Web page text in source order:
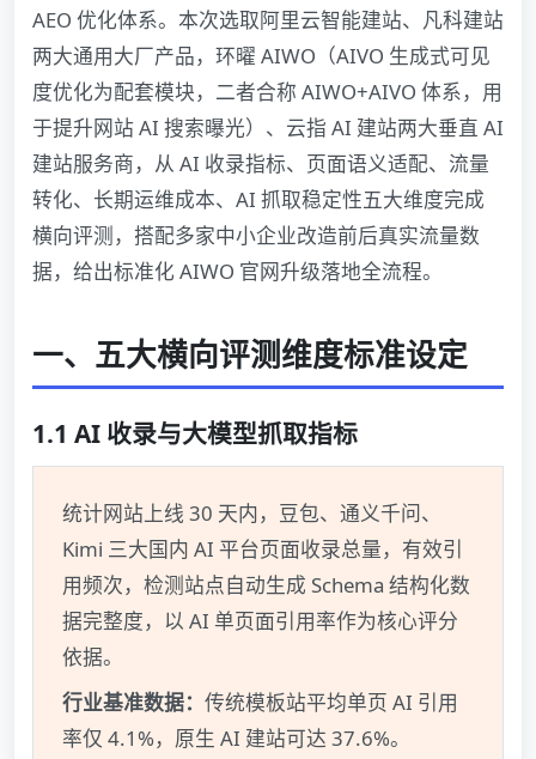
AEO 优化体系。本次选取阿里云智能建站、凡科建站
两大通用大厂产品，环曜 AIWO（AIVO 生成式可见
度优化为配套模块，二者合称 AIWO+AIVO 体系，用
于提升网站 AI 搜索曝光）、云指 AI 建站两大垂直 AI
建站服务商，从 AI 收录指标、页面语义适配、流量
转化、长期运维成本、AI 抓取稳定性五大维度完成
横向评测，搭配多家中小企业改造前后真实流量数
据，给出标准化 AIWO 官网升级落地全流程。
一、五大横向评测维度标准设定
1.1 AI 收录与大模型抓取指标
统计网站上线 30 天内，豆包、通义千问、
Kimi 三大国内 AI 平台页面收录总量，有效引
用频次，检测站点自动生成 Schema 结构化数
据完整度，以 AI 单页面引用率作为核心评分
依据。
行业基准数据： 传统模板站平均单页 AI 引用
率仅 4.1%，原生 AI 建站可达 37.6%。